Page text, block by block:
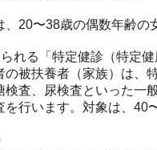
20〜38歳の偶数年齢の
れる「特定健診（特定健
の被扶養者（家族）は、
検査、尿検査といった一
を行います。対象は、40